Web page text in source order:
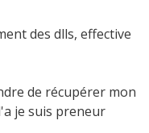
des dlls, effective
de récupérer mon
je suis preneur